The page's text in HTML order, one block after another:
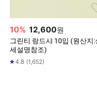
10% 12,600원
그린티 랑드샤 10입 (원산지:
세설명참조)
4.8 (1,652)